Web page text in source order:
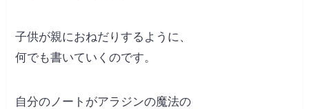
子供が親におねだりするように、
何でも書いていくのです。
自分のノートがアラジンの魔法の